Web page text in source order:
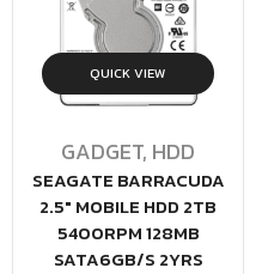
QUICK VIEW
GADGET, HDD
SEAGATE BARRACUDA
2.5″ MOBILE HDD 2TB
5400RPM 128MB
SATA6GB/S 2YRS